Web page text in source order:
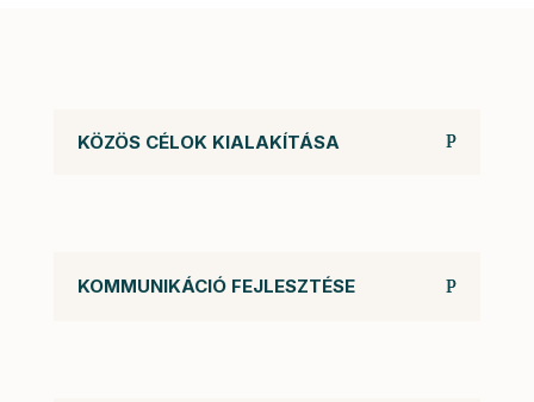
KÖZÖS CÉLOK KIALAKÍTÁSA
KOMMUNIKÁCIÓ FEJLESZTÉSE